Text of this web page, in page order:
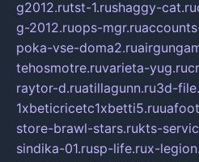
g2012.rutst-1.rushaggy-cat.ru
g-2012.ruops-mgr.ru
poka-vse-doma2.ru
tehosmotre.ruvarieta-yug.ru
raytor-d.ruatillagunn.ru3d-
1xbeticricetc1xbetti5.ru
store-brawl-stars.rukts-
sindika-01.rusp-life.rux-